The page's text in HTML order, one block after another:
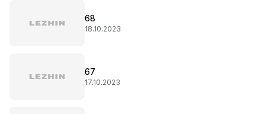
68
18.10.2023
67
17.10.2023